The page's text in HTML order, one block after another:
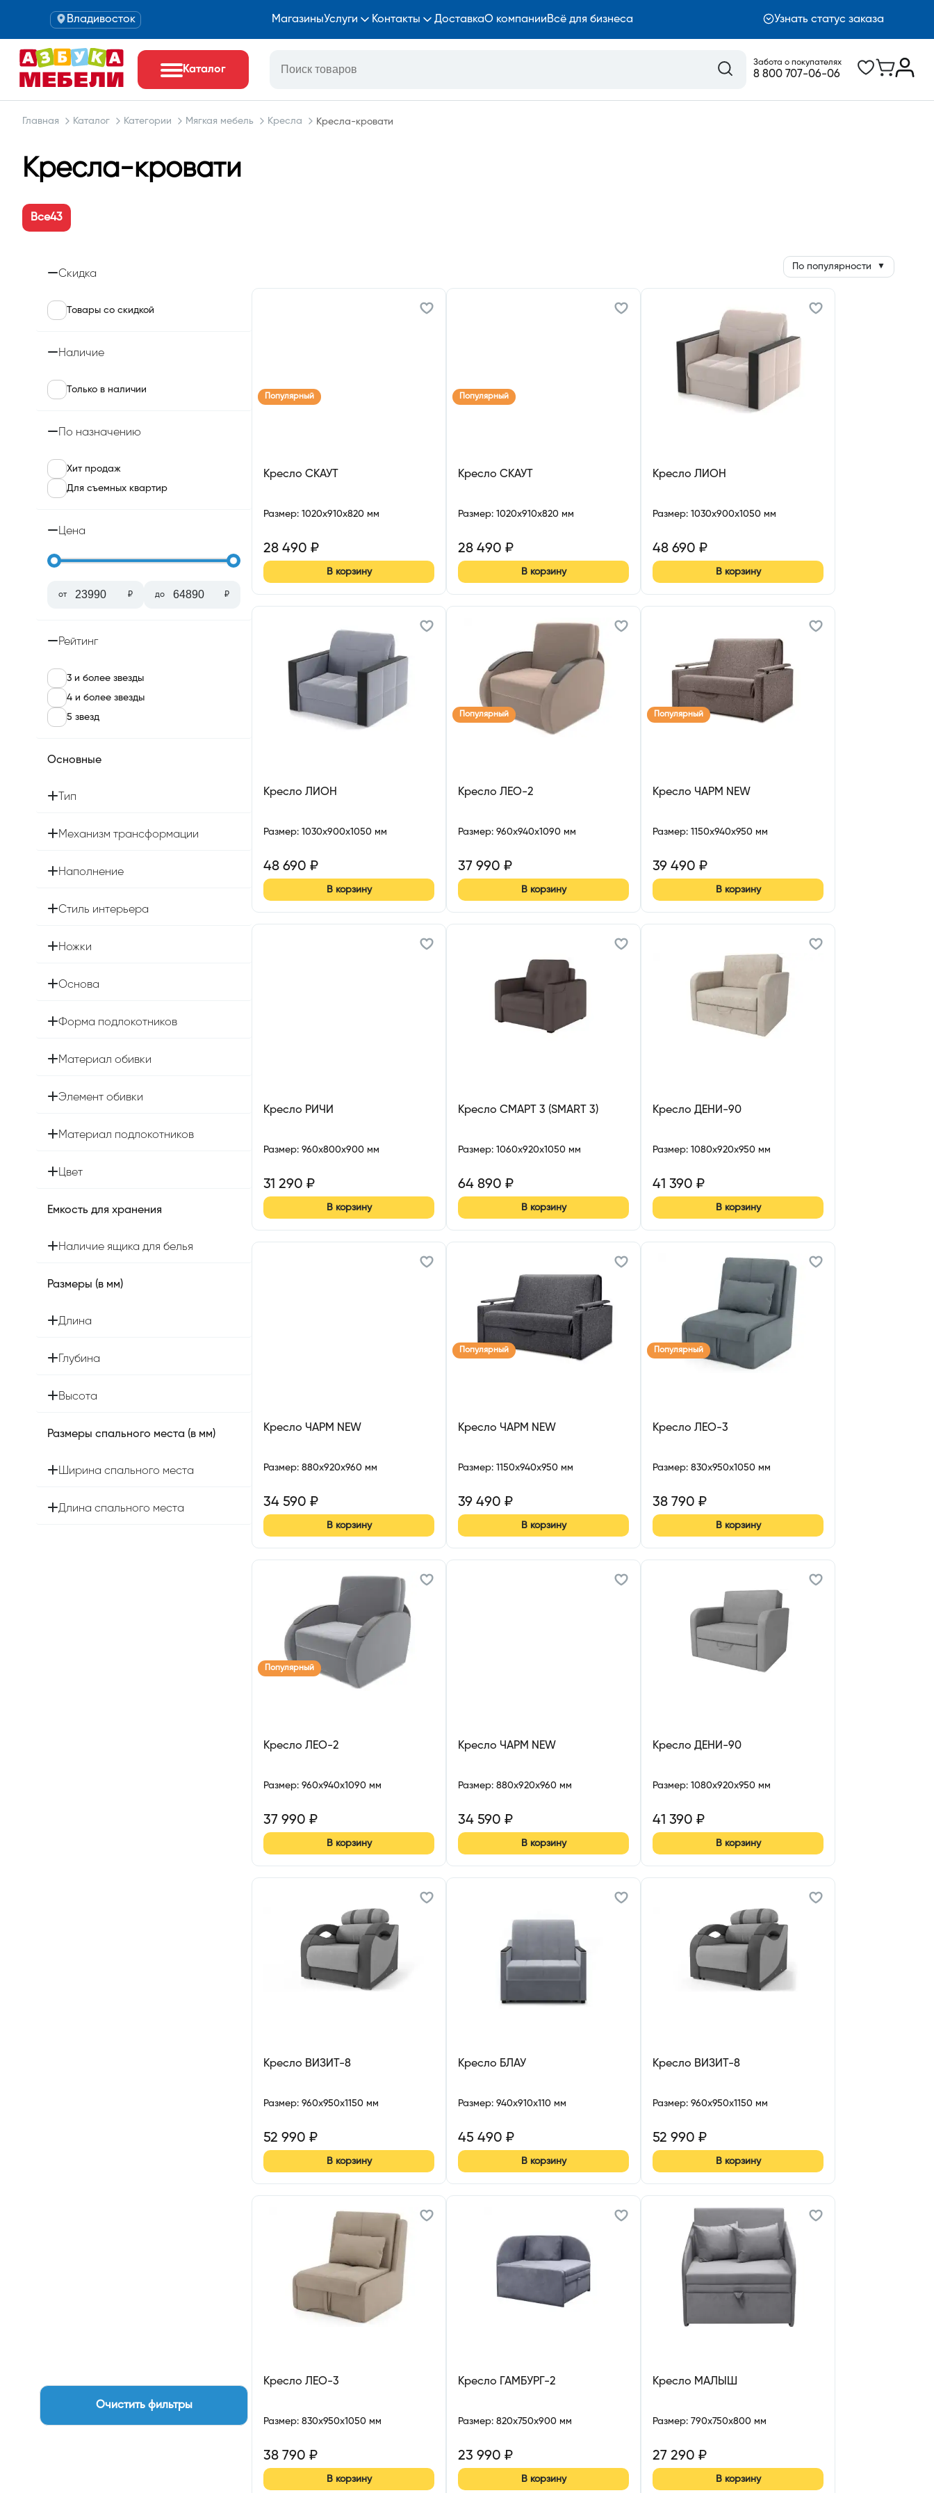
Владивосток МагазиныУслуги Контакты ДоставкаО компанииВсё для бизнеса Узнать статус заказа
Каталог
Забота о покупателях
8 800 707-06-06
Главная Каталог Категории Мягкая мебель Кресла Кресла-кровати
Кресла-кровати
Все43
Скидка
Товары со скидкой
Наличие
Только в наличии
По назначению
Хит продаж
Для съемных квартир
Цена
от ₽ до ₽
Рейтинг
3 и более звезды
4 и более звезды
5 звезд
Основные
Тип
Механизм трансформации
Наполнение
Стиль интерьера
Ножки
Основа
Форма подлокотников
Материал обивки
Элемент обивки
Материал подлокотников
Цвет
Емкость для хранения
Наличие ящика для белья
Размеры (в мм)
Длина
Глубина
Высота
Размеры спального места (в мм)
Ширина спального места
Длина спального места
Очистить фильтры
По популярности ▼
Популярный
Кресло СКАУТ
Размер: 1020x910x820 мм
28 490 ₽
В корзину
Популярный
Кресло СКАУТ
Размер: 1020x910x820 мм
28 490 ₽
В корзину
Кресло ЛИОН
Размер: 1030x900x1050 мм
48 690 ₽
В корзину
Кресло ЛИОН
Размер: 1030x900x1050 мм
48 690 ₽
В корзину
Популярный
Кресло ЛЕО-2
Размер: 960x940x1090 мм
37 990 ₽
В корзину
Популярный
Кресло ЧАРМ NEW
Размер: 1150x940x950 мм
39 490 ₽
В корзину
Кресло РИЧИ
Размер: 960x800x900 мм
31 290 ₽
В корзину
Кресло СМАРТ 3 (SMART 3)
Размер: 1060x920x1050 мм
64 890 ₽
В корзину
Кресло ДЕНИ-90
Размер: 1080x920x950 мм
41 390 ₽
В корзину
Кресло ЧАРМ NEW
Размер: 880x920x960 мм
34 590 ₽
В корзину
Популярный
Кресло ЧАРМ NEW
Размер: 1150x940x950 мм
39 490 ₽
В корзину
Популярный
Кресло ЛЕО-3
Размер: 830x950x1050 мм
38 790 ₽
В корзину
Популярный
Кресло ЛЕО-2
Размер: 960x940x1090 мм
37 990 ₽
В корзину
Кресло ЧАРМ NEW
Размер: 880x920x960 мм
34 590 ₽
В корзину
Кресло ДЕНИ-90
Размер: 1080x920x950 мм
41 390 ₽
В корзину
Кресло ВИЗИТ-8
Размер: 960x950x1150 мм
52 990 ₽
В корзину
Кресло БЛАУ
Размер: 940x910x110 мм
45 490 ₽
В корзину
Кресло ВИЗИТ-8
Размер: 960x950x1150 мм
52 990 ₽
В корзину
Кресло ЛЕО-3
Размер: 830x950x1050 мм
38 790 ₽
В корзину
Кресло ГАМБУРГ-2
Размер: 820x750x900 мм
23 990 ₽
В корзину
Кресло МАЛЫШ
Размер: 790x750x800 мм
27 290 ₽
В корзину